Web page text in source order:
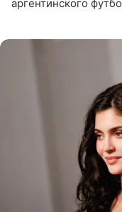
аргентинского